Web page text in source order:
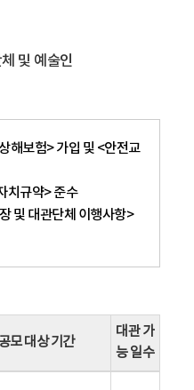
및 예술인
해보험> 가입 및 <안전교
치규약> 준수
및 대관단체 이행사항>
모 대상 기간
대관 가
능 일수